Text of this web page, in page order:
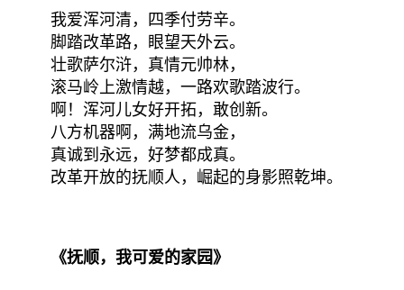
我爱浑河清，四季付劳辛。
脚踏改革路，眼望天外云。
壮歌萨尔浒，真情元帅林，
滚马岭上激情越，一路欢歌踏波行。
啊！浑河儿女好开拓，敢创新。
八方机器啊，满地流乌金，
真诚到永远，好梦都成真。
改革开放的抚顺人，崛起的身影照乾坤。
《抚顺，我可爱的家园》